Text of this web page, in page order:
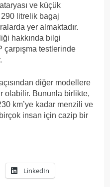
ve küçük
litrelik bagaj
yer almaktadır.
hakkında bilgi
çarpışma testlerinde
diğer modellere
olabilir. Bununla birlikte,
km’ye kadar menzili ve
insan için cazip bir
LinkedIn